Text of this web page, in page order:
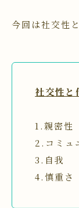
今回は社交性
社交性と
1.親密性
2.コミュ
3.自我
4.慎重さ